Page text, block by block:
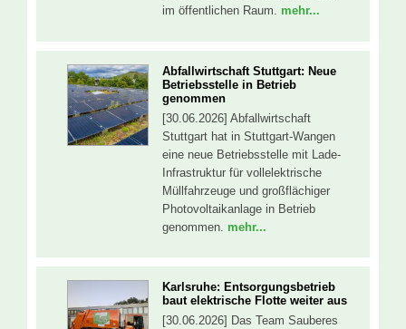
im öffentlichen Raum. mehr...
Abfallwirtschaft Stuttgart: Neue
Betriebsstelle in Betrieb
genommen
[30.06.2026] Abfallwirtschaft
Stuttgart hat in Stuttgart-Wangen
eine neue Betriebsstelle mit Lade-
Infrastruktur für vollelektrische
Müllfahrzeuge und großflächiger
Photovoltaikanlage in Betrieb
genommen. mehr...
Karlsruhe: Entsorgungsbetrieb
baut elektrische Flotte weiter aus
[30.06.2026] Das Team Sauberes